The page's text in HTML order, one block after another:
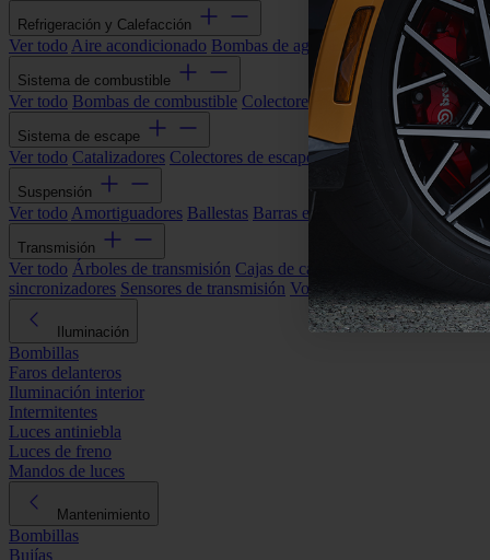
Refrigeración y Calefacción
Ver todo Aire acondicionado Bombas de agua Electroventiladores
Sistema de combustible
Ver todo Bombas de combustible Colectores de admisión Filtros de
Sistema de escape
Ver todo Catalizadores Colectores de escape Filtros de partículas
Suspensión
Ver todo Amortiguadores Ballestas Barras estabilizadoras Bieletas y
Transmisión
Ver todo Árboles de transmisión Cajas de cambios automáticas
sincronizadores Sensores de transmisión Volantes de motor
Iluminación
Bombillas
Faros delanteros
Iluminación interior
Intermitentes
Luces antiniebla
Luces de freno
Mandos de luces
Mantenimiento
Bombillas
Bujías